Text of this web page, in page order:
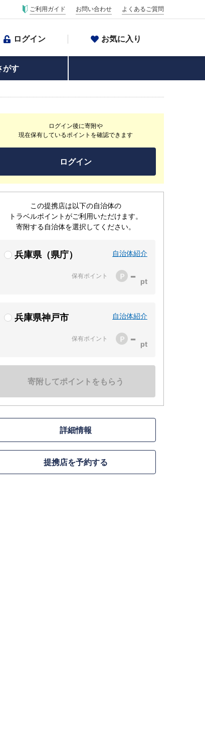
ご利用ガイド お問い合わせ よくあるご質問
ログイン お気に入り
がす
ログイン後に寄附や
現在保有しているポイントを確認できます
ログイン
この提携店は以下の自治体の
トラベルポイントがご利用いただけます。
寄附する自治体を選択してください。
兵庫県（県庁） 自治体紹介
保有ポイント -
兵庫県神戸市 自治体紹介
保有ポイント -
寄附してポイントをもらう
詳細情報
提携店を予約する